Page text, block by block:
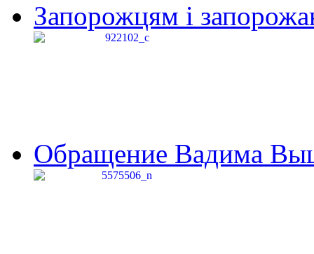
Запорожцям і
Обращение Вадима